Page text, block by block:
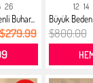
26
Buhar...
12 14
Büyük
$800.00